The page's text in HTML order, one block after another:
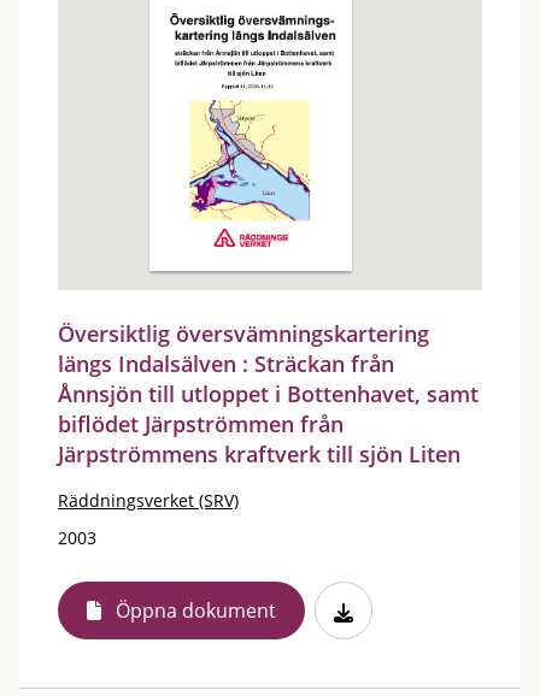
Översiktlig översvämningskartering
längs Indalsälven : Sträckan från
Ånnsjön till utloppet i Bottenhavet, samt
biflödet Järpströmmen från
Järpströmmens kraftverk till sjön Liten
Räddningsverket (SRV)
2003
Öppna dokument